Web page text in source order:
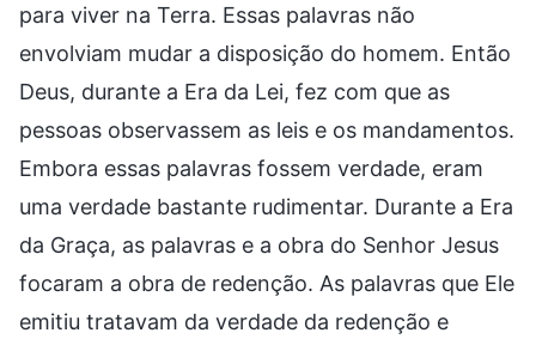
para viver na Terra. Essas palavras não
envolviam mudar a disposição do homem. Então
Deus, durante a Era da Lei, fez com que as
pessoas observassem as leis e os mandamentos.
Embora essas palavras fossem verdade, eram
uma verdade bastante rudimentar. Durante a Era
da Graça, as palavras e a obra do Senhor Jesus
focaram a obra de redenção. As palavras que Ele
emitiu tratavam da verdade da redenção e